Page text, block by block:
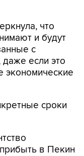
что
и будут
с
если это
экономические
сроки
в Пекин